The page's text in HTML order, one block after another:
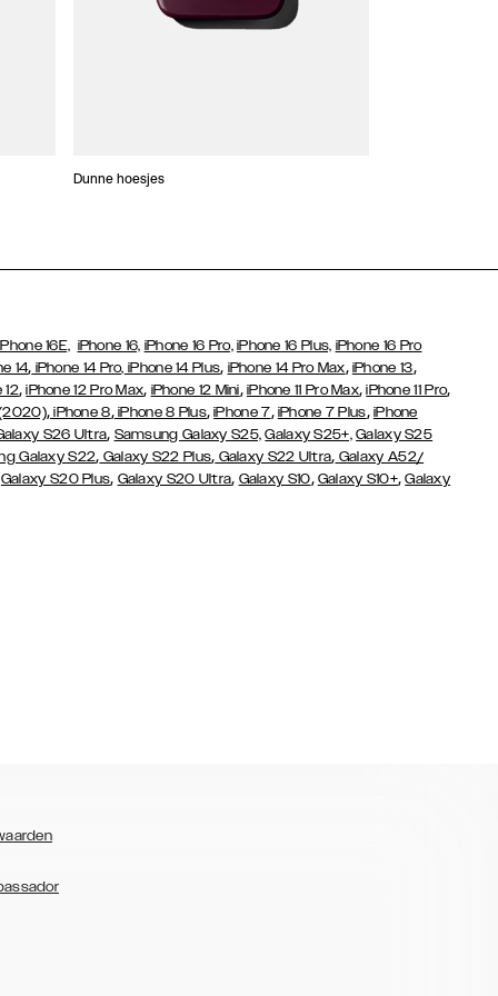
Dunne hoesjes
16E, iPhone 16, iPhone 16 Pro, iPhone 16 Plus, iPhone 16 Pro
14, iPhone 14 Pro, iPhone 14 Plus, iPhone 14 Pro Max, iPhone 13,
12,iPhone 12 Pro Max, iPhone 12 Mini, iPhone 11 Pro Max,iPhone 11 Pro,
,iPhone 8,iPhone 8 Plus,iPhone 7, iPhone 7 Plus, iPhone
S26 Ultra, Samsung Galaxy S25, Galaxy S25+, Galaxy S25
Galaxy S22, Galaxy S22 Plus, Galaxy S22 Ultra, Galaxy A52/
Galaxy S20 Plus, Galaxy S20 Ultra, Galaxy S10, Galaxy S10+,Galaxy